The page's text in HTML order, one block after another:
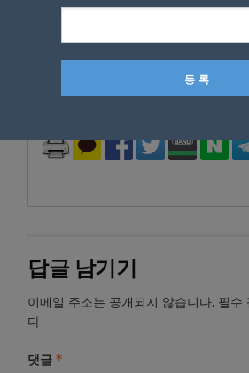
대접에도 고개를 숙여보자.83
회로 얼굴진다.
답글 남기기
이메일 주소는 공개되지 않습니다. 필수
다
댓글 *